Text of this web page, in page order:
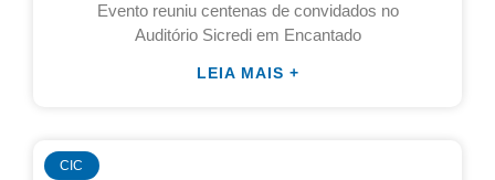
Evento reuniu centenas de convidados no
Auditório Sicredi em Encantado
LEIA MAIS +
CIC